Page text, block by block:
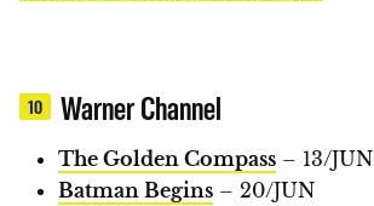
10 Warner Channel
The Golden Compass – 13/JUN
Batman Begins – 20/JUN